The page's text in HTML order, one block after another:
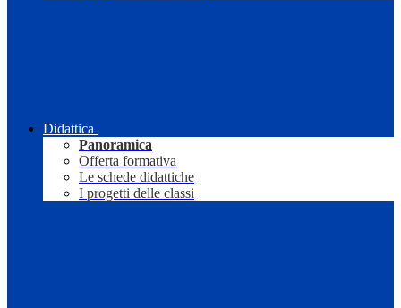
Didattica
Panoramica
Offerta formativa
Le schede didattiche
I progetti delle classi